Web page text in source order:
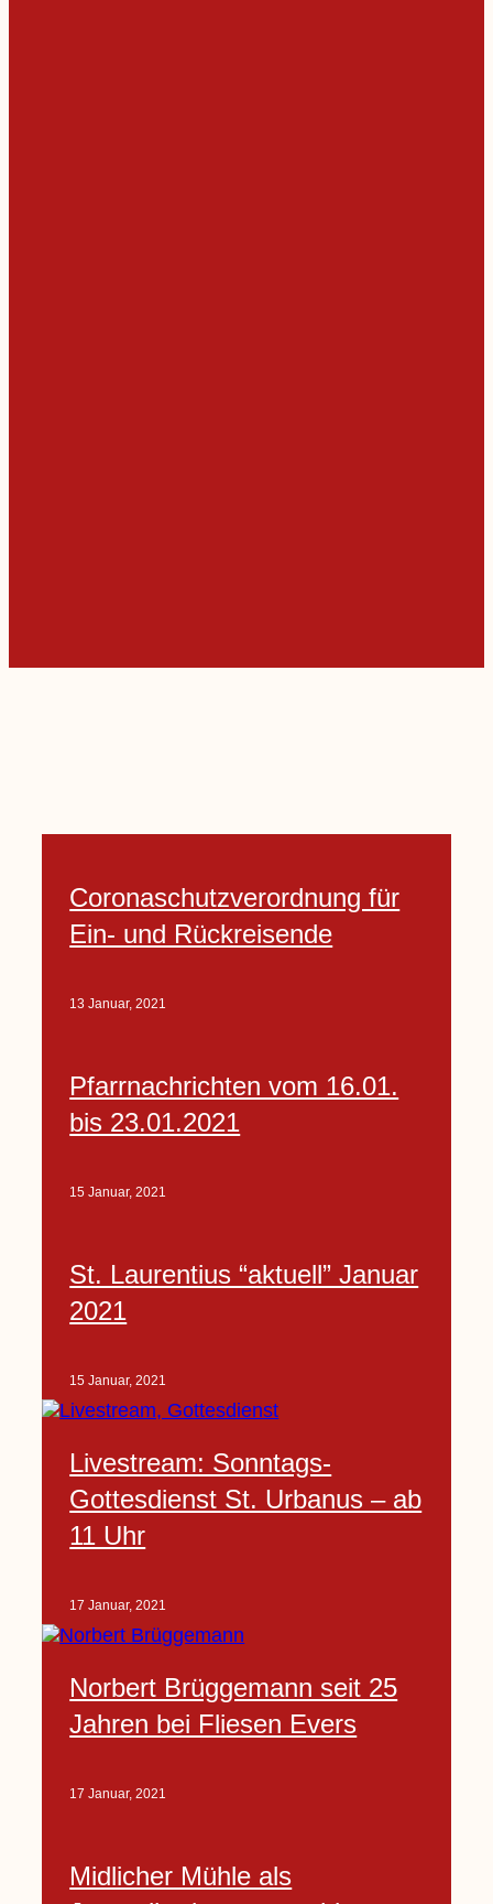
Coronaschutzverordnung für
Ein- und Rückreisende
13 Januar, 2021
Pfarrnachrichten vom 16.01.
bis 23.01.2021
15 Januar, 2021
St. Laurentius “aktuell” Januar
2021
15 Januar, 2021
Livestream: Sonntags-
Gottesdienst St. Urbanus – ab
11 Uhr
17 Januar, 2021
Norbert Brüggemann seit 25
Jahren bei Fliesen Evers
17 Januar, 2021
Midlicher Mühle als